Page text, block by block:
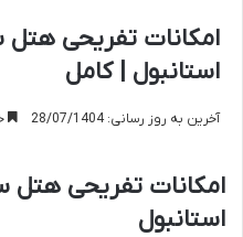
امکانات تفریحی
استانبول | کامل
آخرین به روز رسانی: 28/07/1404
امکانات تفریحی
استانبول